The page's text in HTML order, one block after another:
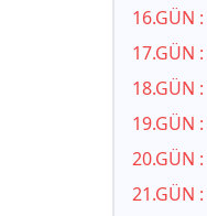
16.GÜN :
17.GÜN :
18.GÜN :
19.GÜN :
20.GÜN :
21.GÜN :